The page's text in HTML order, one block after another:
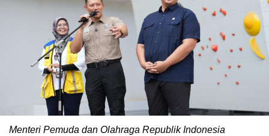
Menteri Pemuda dan Olahraga Republik Indonesia